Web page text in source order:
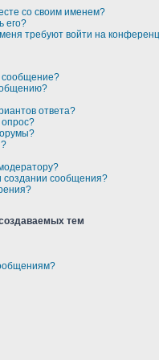
со своим именем?
его?
требуют войти на
сообщение?
ответа?
опрос?
создании сообщения?
тем